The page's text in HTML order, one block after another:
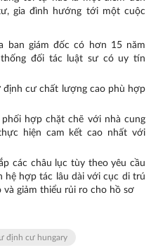
gia đình hướng tới một cuộc
ban giám đốc có hơn 15 năm
thống đối tác luật sư có uy tín
định cư chất lượng cao phù hợp
hợp chặt chẽ với nhà cung
hiện cam kết cao nhất với
các châu lục tùy theo yêu cầu
hệ hợp tác lâu dài với cục di trú
và giảm thiểu rủi ro cho hồ sơ
định cư hungary